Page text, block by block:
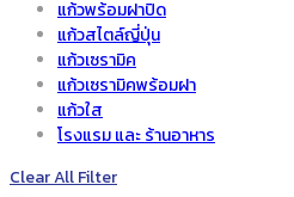
แก้วพร้อมฝาปิด
แก้วสไตล์ญี่ปุ่น
แก้วเซรามิค
แก้วเซรามิคพร้อมฝา
แก้วใส
โรงแรม และ ร้านอาหาร
Clear All Filter